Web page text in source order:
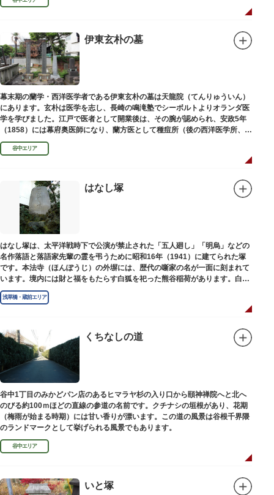
伊東玄朴の墓
幕末期の蘭学・西洋医学者である伊東玄朴の墓は天龍院（てんりゅういん）
にあります。玄朴は医学を志し、長崎の鳴滝塾でシーボルトよりオランダ医
学を学びました。江戸で医者として開業後は、その腕が認められ、安政5年
（1858）には幕府奥医師になり、蘭方医として種痘所（後の西洋医学所、現
東京大学医学部）の開設などに尽力し、明治4年（1871）72歳で没しまし
た。谷中エリア
はなし塚
はなし塚は、太平洋戦時下で公演が禁止された「五人廻し」「明烏」などの
名作落語と落語家先輩の霊を弔うために昭和16年（1941）に建てられた塚
です。本法寺（ほんぽうじ）の外塀には、歴代の噺家の名が一面に刻まれて
います。境内には財と福をもたらす白狐を祀った熊谷稲荷があります。白狐
を祀った稲荷は全国に2ケ所しかない非常に珍しいものです。
浅草橋・蔵前エリア
くちなしの道
谷中1丁目のみかどパン店のあるヒマラヤ杉の入り口から頤神禅院へと北へ
のびる約100ｍほどの直線の参道の名前です。クチナシの垣根があり、花期
（梅雨が始まる時期）には甘い香りが漂います。この道の風景は谷根千界隈
のランドマークとして挙げられる風景でもあります。
谷中エリア
いと塚